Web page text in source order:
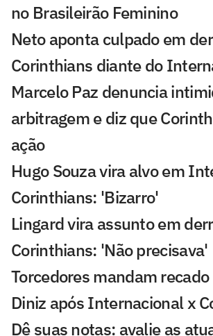
no Brasileirão Feminino
Neto aponta culpado em
Corinthians diante do
Marcelo Paz denuncia
arbitragem e diz que
ação
Hugo Souza vira alvo em
Corinthians: 'Bizarro'
Lingard vira assunto em
Corinthians: 'Não precisava'
Torcedores mandam
Diniz após Internacional x
Dê suas notas: avalie as